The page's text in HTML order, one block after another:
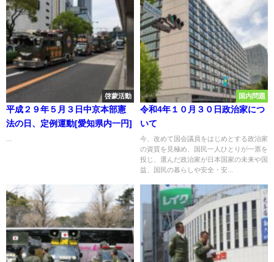
啓蒙活動
平成２９年５月３日中京本部憲
法の日、定例運動[愛知県内一円]
国内問題
令和4年１０月３０日政治家につ
いて
今、改めて国会議員をはじめとする政治家
の資質を見極め、国民一人ひとりが一票を
投じ、選んだ政治家が日本国家の未来や国
益、国民の暮らしや安全・安...